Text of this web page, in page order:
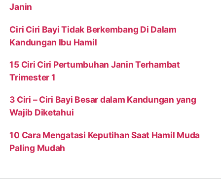
Janin
Ciri Ciri Bayi Tidak Berkembang Di Dalam
Kandungan Ibu Hamil
15 Ciri Ciri Pertumbuhan Janin Terhambat
Trimester 1
3 Ciri – Ciri Bayi Besar dalam Kandungan yang
Wajib Diketahui
10 Cara Mengatasi Keputihan Saat Hamil Muda
Paling Mudah